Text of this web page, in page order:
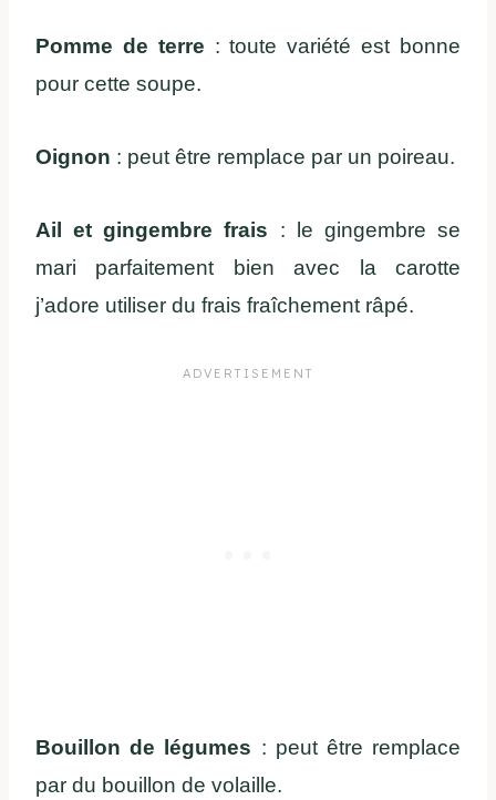
Pomme de terre : toute variété est bonne
pour cette soupe.
Oignon : peut être remplace par un poireau.
Ail et gingembre frais : le gingembre se
mari parfaitement bien avec la carotte
j’adore utiliser du frais fraîchement râpé.
Bouillon de légumes : peut être remplace
par du bouillon de volaille.